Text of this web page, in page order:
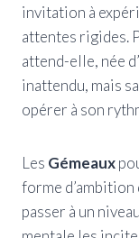
invitation à
attentes rigides.
attend-elle, née
inattendu, mais
opérer à son
Les Gémeaux
forme
passer à un